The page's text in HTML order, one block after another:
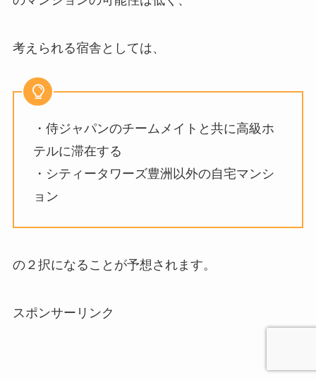
考えられる宿舎としては、
・侍ジャパンのチームメイトと共に高級ホ
テルに滞在する
・シティータワーズ豊洲以外の自宅マンシ
ョン
の２択になることが予想されます。
スポンサーリンク